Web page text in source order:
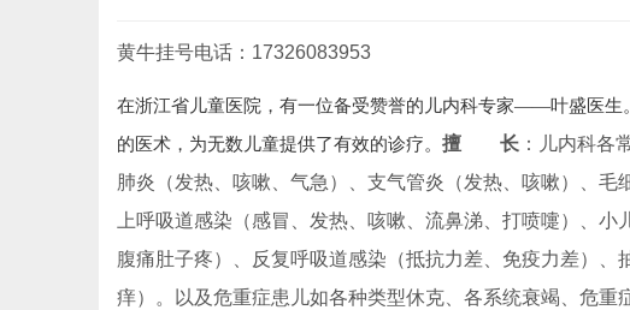
黄牛挂号电话：17326083953
在浙江省儿童医院，有一位备受赞誉的儿内科专家——叶盛医生
的医术，为无数儿童提供了有效的诊疗。 擅 长 ： 儿内科各
肺炎（发热、咳嗽、气急）、支气管炎（发热、咳嗽）、 毛
上呼吸道感染（感冒、发热、咳嗽、流鼻涕、打喷嚏）、 小
腹痛肚子疼）、反复呼吸道感染（抵抗力差、免疫力差）、
痒）。
以及危重症患儿如各种类型休克、各系统衰竭、危